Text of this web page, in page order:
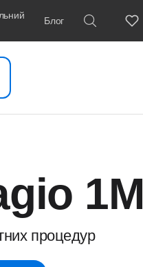
Блог
1M
процедур